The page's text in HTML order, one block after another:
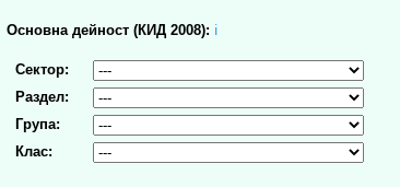
Основна дейност (КИД 2008): ℹ
Сектор:
Раздел:
Група:
Клас: